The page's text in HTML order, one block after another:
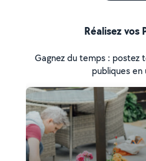
Réalisez vos
Gagnez du temps : postez
publiques en